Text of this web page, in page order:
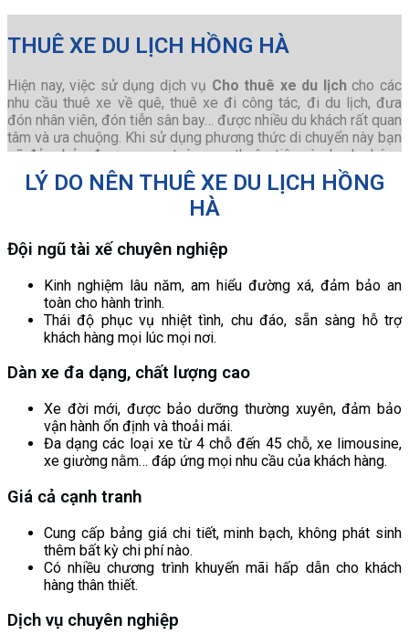
THUÊ XE DU LỊCH HỒNG HÀ
Hiện nay, việc sử dụng dịch vụ Cho thuê xe du lịchcho các
nhu cầu thuê xe về quê, thuê xe đi công tác, đi du lịch, đưa
đón nhân viên, đón tiễn sân bay… được nhiều du khách rất quan
tâm và ưa chuộng. Khi sử dụng phương thức di chuyển này bạn
sẽ đảm bảo được sự an toàn cao, thuận tiện và nhanh chóng
nhất cho chuyến đi của mình.
Thuê xe ô tô du lịch
hơn trong quá trình di chuyển. Thay vì phải mất thời gian chờ
xe, thì bạn có thể chủ động đến những địa chỉ mình muốn mà
không lo trễ giờ. Bạn cũng có thể dừng chân nghỉ ngơi tại
những địa điểm mình mong muốn mà không lo về quá trình di
chuyển.
Do đó,dịch vụ cho thuê xe du lịchlà sự lựa chọn hoàn hảo
nhất cho chuyến đi của bạn. Tuy nhiên để lựa chọn được một
người tiêu dùng rất băn khoăn. Nhằm giúp bạn có được dịch
lịch Hồng Hà để nhận thấy sự khác biệt và tiện nghi nhất.
LÝ DO NÊN THUÊ XE DU LỊCH HỒNG
HÀ
Đội ngũ tài xế chuyên nghiệp
Kinh nghiệm lâu năm, am hiểu đường xá, đảm bảo an
toàn cho hành trình.
Thái độ phục vụ nhiệt tình, chu đáo, sẵn sàng hỗ trợ
khách hàng mọi lúc mọi nơi.
Dàn xe đa dạng, chất lượng cao
Xe đời mới, được bảo dưỡng thường xuyên, đảm bảo
vận hành ổn định và thoải mái.
Đa dạng các loại xe từ 4 chỗ đến 45 chỗ, xe limousine,
xe giường nằm… đáp ứng mọi nhu cầu của khách hàng.
Giá cả cạnh tranh
Cung cấp bảng giá chi tiết, minh bạch, không phát sinh
thêm bất kỳ chi phí nào.
Có nhiều chương trình khuyến mãi hấp dẫn cho khách
hàng thân thiết.
Dịch vụ chuyên nghiệp